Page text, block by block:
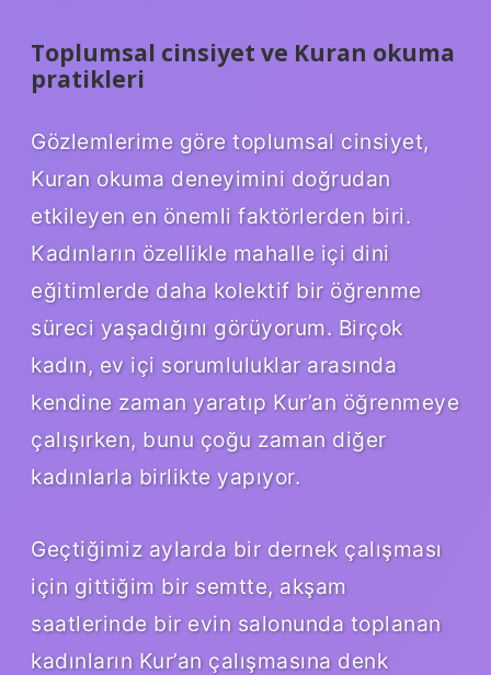
Toplumsal cinsiyet ve Kuran okuma
pratikleri
Gözlemlerime göre toplumsal cinsiyet,
Kuran okuma deneyimini doğrudan
etkileyen en önemli faktörlerden biri.
Kadınların özellikle mahalle içi dini
eğitimlerde daha kolektif bir öğrenme
süreci yaşadığını görüyorum. Birçok
kadın, ev içi sorumluluklar arasında
kendine zaman yaratıp Kur’an öğrenmeye
çalışırken, bunu çoğu zaman diğer
kadınlarla birlikte yapıyor.
Geçtiğimiz aylarda bir dernek çalışması
için gittiğim bir semtte, akşam
saatlerinde bir evin salonunda toplanan
kadınların Kur’an çalışmasına denk